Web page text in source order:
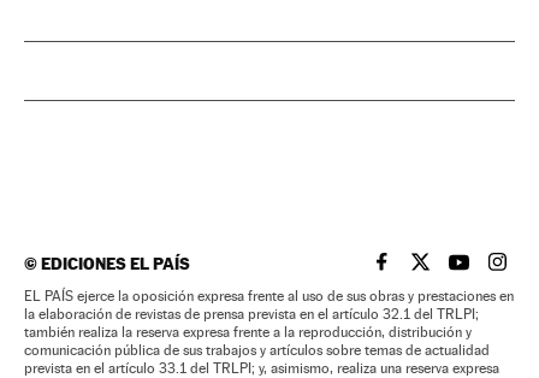
©EDICIONES EL PAÍS EL PAÍS BRASIL EN
EL PAÍSEL PAÍS
EL
EL PAÍS ejerce la oposición expresa frente al uso de sus obras y prestaciones en
la elaboración de revistas de prensa prevista en el artículo 32.1 del TRLPI;
también realiza la reserva expresa frente a la reproducción, distribución y
comunicación pública de sus trabajos y artículos sobre temas de actualidad
prevista en el artículo 33.1 del TRLPI; y, asimismo, realiza una reserva expresa